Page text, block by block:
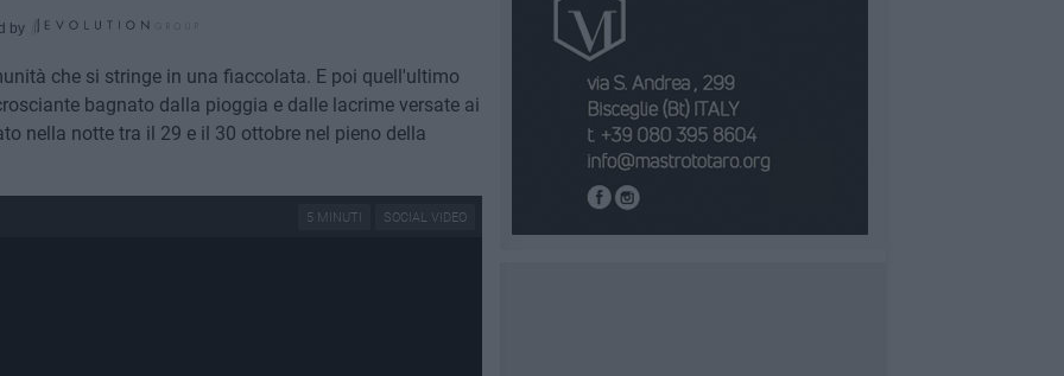
by
che si stringe in una fiaccolata. E poi quell'ultimo
bagnato dalla pioggia e dalle lacrime versate ai
nella notte tra il 29 e il 30 ottobre nel pieno della
SOCIAL VIDEO
5 MINUTI